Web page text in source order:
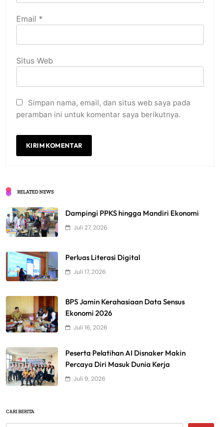
Email *
Situs Web
Simpan nama, email, dan situs web saya pada
peramban ini untuk komentar saya berikutnya.
RELATED NEWS
Dampingi PPKS hingga Mandiri Ekonomi
Juli 27, 2026
Perluas Literasi Digital
Juli 17, 2026
BPS Jamin Kerahasiaan Data Sensus
Ekonomi 2026
Juli 16, 2026
Peserta Pelatihan AI Disnaker Makin
Percaya Diri Masuk Dunia Kerja
Juli 9, 2026
CARI BERITA